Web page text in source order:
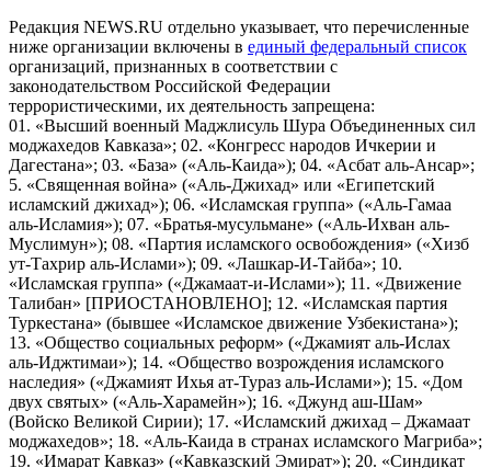
Редакция NEWS.RU отдельно указывает, что перечисленные
ниже организации включены в единый федеральный список
организаций, признанных в соответствии с
законодательством Российской Федерации
террористическими, их деятельность запрещена:
01. «Высший военный Маджлисуль Шура Объединенных сил
моджахедов Кавказа»; 02. «Конгресс народов Ичкерии и
Дагестана»; 03. «База» («Аль-Каида»); 04. «Асбат аль-Ансар»;
5. «Священная война» («Аль-Джихад» или «Египетский
исламский джихад»); 06. «Исламская группа» («Аль-Гамаа
аль-Исламия»); 07. «Братья-мусульмане» («Аль-Ихван аль-
Муслимун»); 08. «Партия исламского освобождения» («Хизб
ут-Тахрир аль-Ислами»); 09. «Лашкар-И-Тайба»; 10.
«Исламская группа» («Джамаат-и-Ислами»); 11. «Движение
Талибан» [ПРИОСТАНОВЛЕНО]; 12. «Исламская партия
Туркестана» (бывшее «Исламское движение Узбекистана»);
13. «Общество социальных реформ» («Джамият аль-Ислах
аль-Иджтимаи»); 14. «Общество возрождения исламского
наследия» («Джамият Ихья ат-Тураз аль-Ислами»); 15. «Дом
двух святых» («Аль-Харамейн»); 16. «Джунд аш-Шам»
(Войско Великой Сирии); 17. «Исламский джихад – Джамаат
моджахедов»; 18. «Аль-Каида в странах исламского Магриба»;
19. «Имарат Кавказ» («Кавказский Эмират»); 20. «Синдикат